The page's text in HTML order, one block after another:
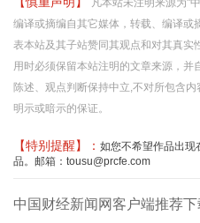
凡本站未注明来源为"
编译或摘编自其它媒体，转载、编译或
表本站及其子站赞同其观点和对其真实
用时必须保留本站注明的文章来源，并
陈述、观点判断保持中立,不对所包含
明示或暗示的保证。
【特别提醒】： 如您不希望作品出现
品。邮箱：tousu@prcfe.com
中国财经新闻网客户端推荐下